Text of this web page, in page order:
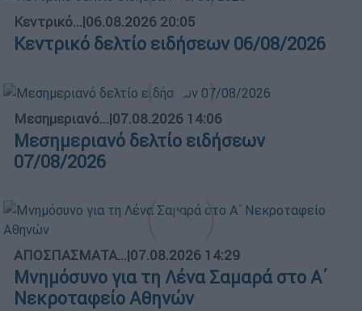
Κεντρικό...|06.08.2026 20:05
Κεντρικό δελτίο ειδήσεων 06/08/2026
Μεσημεριανό...|07.08.2026 14:06
Μεσημεριανό δελτίο ειδήσεων
07/08/2026
ΑΠΟΣΠΑΣΜΑΤΑ...|07.08.2026 14:29
Μνημόσυνο για τη Λένα Σαμαρά στο Α΄
Νεκροταφείο Αθηνών